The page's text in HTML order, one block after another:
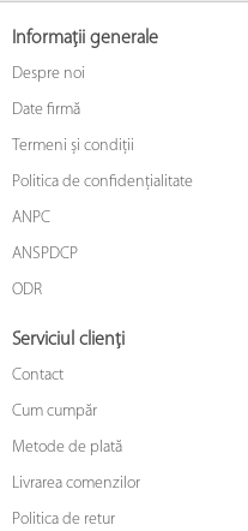
Informații generale
Despre noi
Date firmă
Termeni și condiții
Politica de confidențialitate
ANPC
ANSPDCP
ODR
Serviciul clienți
Contact
Cum cumpăr
Metode de plată
Livrarea comenzilor
Politica de retur